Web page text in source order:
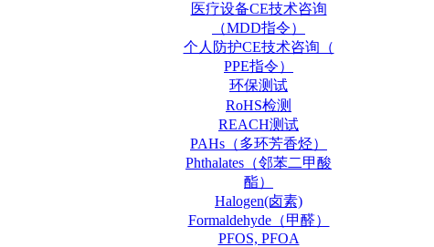
医疗设备CE技术咨询
（MDD指令）
个人防护CE技术咨询（
PPE指令）
环保测试
RoHS检测
REACH测试
PAHs（多环芳香烃）
Phthalates（邻苯二甲酸
酯）
Halogen(卤素)
Formaldehyde（甲醛）
PFOS, PFOA